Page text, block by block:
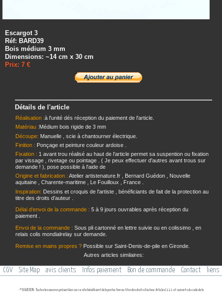
Escargot 3
Réf: BARD39
Bois médium 3 mm
Dimensions: ~14 cm x 30 cm
Prix: 7 €
Détails de l'article
Réalisation :à l'unité dés réception du paiement de l'article.
Matériau :Médium bois rigide de 3 mm
Découpe: Manuelle , scie à chantourner électrique.
Finition : Ponçage et peinture couleur ardoise .
Fixation : 1 avant trou réalisé au haut de l'article permet sa suspention ou fixation
par vissage , rivetage ou pointage . ( Je peux effectuer d'autres avant trous sur
demande ! ), pose possible à l'aide de
Origine et fabrication : Atelier artistenature.fr , Bernard Guédon , Nouvelle
aquitaine , Charente-maritime , Le Fouilloux , France .
Inspiration: Dessins et croquis de l'artiste , bénéficiants de fait de la protection au
titre des droits d'auteur .
Délai d'envoi de la commande : 5 à 9 jours ouvrables après réception du
paiement .
Envoi de la commande : Sous pli cartonné en lettre suivie ou en colissimo , en
relais colis mondialrelay sur demande.
Remise en mains propres ? Possible sur Saint-Denis-de-pile en Gironde.
Autres articles similaires:
CGV Site Map avis clients Infos paiement Bon de commande Contact liens
- © B.GUEDON - Toutes les oeuvres présentées sur ce site bénéficient de la protection au titre des droits d'auteur. Articles L111 et suivants du code de la